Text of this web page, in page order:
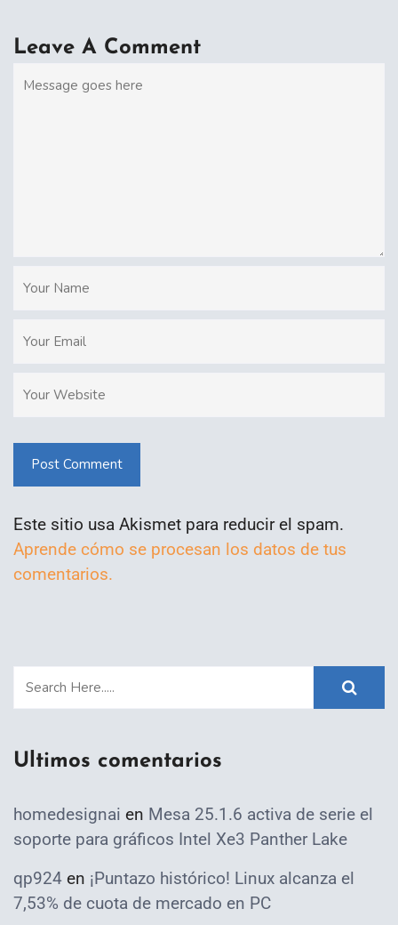
Leave A Comment
Post Comment
Este sitio usa Akismet para reducir el spam.
Aprende cómo se procesan los datos de tus
comentarios.
Ultimos comentarios
homedesignai en Mesa 25.1.6 activa de serie el
soporte para gráficos Intel Xe3 Panther Lake
qp924 en ¡Puntazo histórico! Linux alcanza el
7,53% de cuota de mercado en PC